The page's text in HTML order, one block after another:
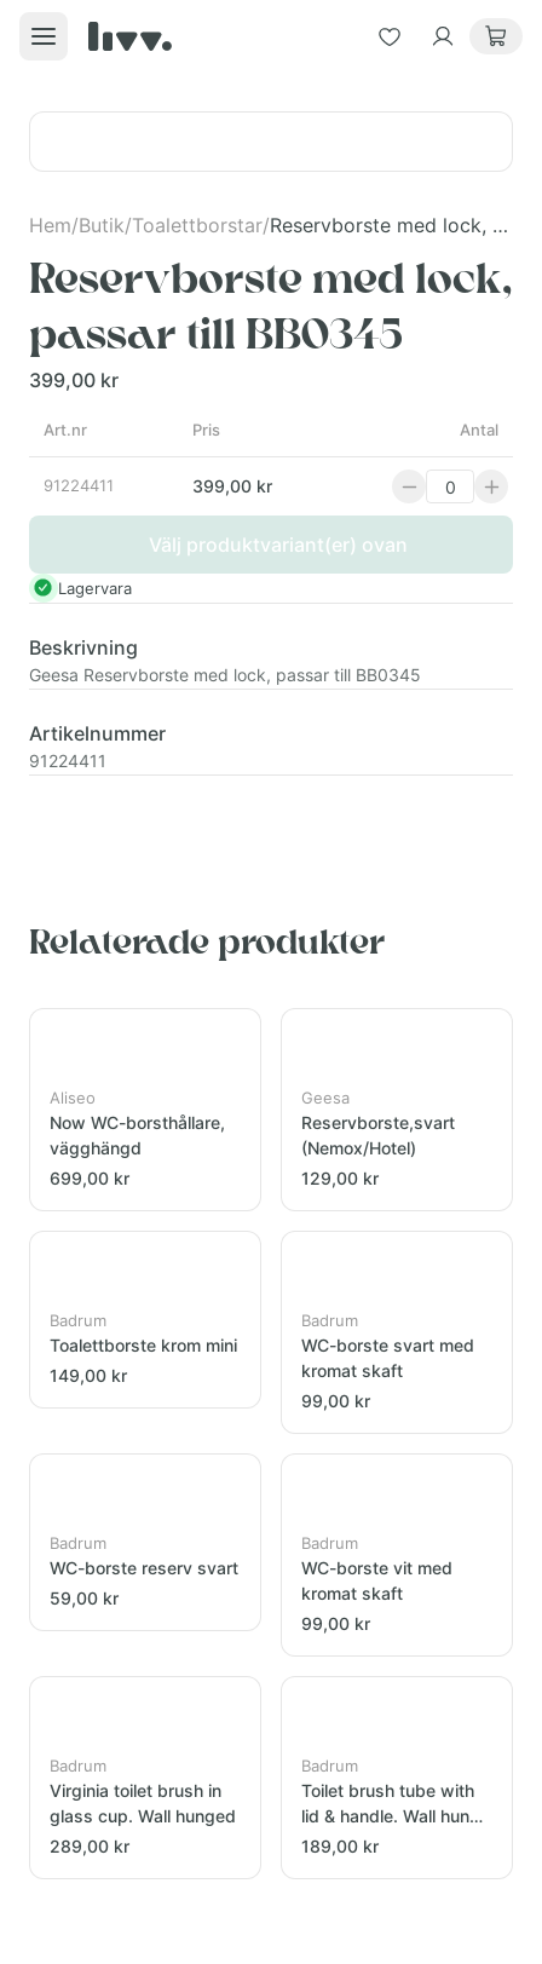
Hem/Butik/Toalettborstar/ Reservborste med lock, passar till BB0345
Reservborste med lock,
passar till BB0345
399,00 kr
Art.nr Pris Antal
91224411 399,00 kr
Välj produktvariant(er) ovan
Lagervara
Beskrivning
Geesa Reservborste med lock, passar till BB0345
Artikelnummer
91224411
Relaterade produkter
Aliseo
Now WC-borsthållare,
vägghängd
699,00 kr
Geesa
Reservborste,svart
(Nemox/Hotel)
129,00 kr
Badrum
Toalettborste krom mini
149,00 kr
Badrum
WC-borste svart med
kromat skaft
99,00 kr
Badrum
WC-borste reserv svart
59,00 kr
Badrum
WC-borste vit med
kromat skaft
99,00 kr
Badrum
Virginia toilet brush in
glass cup. Wall hunged
289,00 kr
Badrum
Toilet brush tube with
lid & handle. Wall hung
chrome
189,00 kr